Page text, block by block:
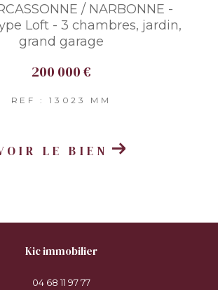
/ NARBONNE -
Loft - 3 chambres, jardin,
grand garage
200 000 €
REF : 13023 MM
LE BIEN
kic immobilier
04 68 11 97 77